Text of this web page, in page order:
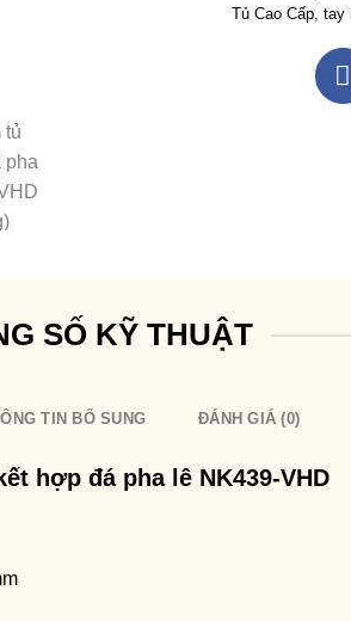
Tủ Cao Cấp ,tay
SỐ KỸ THUẬT
TIN BỔ SUNG ĐÁNH GIÁ (0)
hợp đá pha lê NK439-VHD